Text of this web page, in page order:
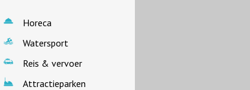
Horeca
Watersport
Reis & vervoer
Attractieparken